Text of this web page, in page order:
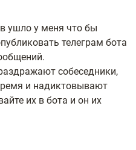
ушло у меня что бы
телеграм бота
собеседники,
и надиктовывают
их в бота и он их